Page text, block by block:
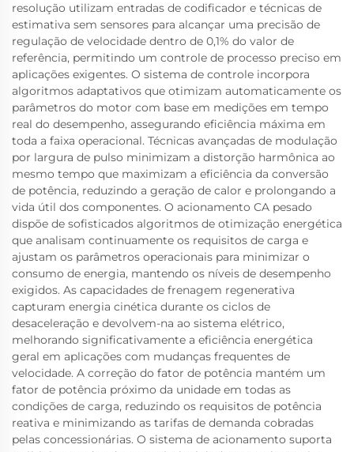
resolução utilizam entradas de codificador e técnicas de
estimativa sem sensores para alcançar uma precisão de
regulação de velocidade dentro de 0,1% do valor de
referência, permitindo um controle de processo preciso em
aplicações exigentes. O sistema de controle incorpora
algoritmos adaptativos que otimizam automaticamente os
parâmetros do motor com base em medições em tempo
real do desempenho, assegurando eficiência máxima em
toda a faixa operacional. Técnicas avançadas de modulação
por largura de pulso minimizam a distorção harmônica ao
mesmo tempo que maximizam a eficiência da conversão
de potência, reduzindo a geração de calor e prolongando a
vida útil dos componentes. O acionamento CA pesado
dispõe de sofisticados algoritmos de otimização energética
que analisam continuamente os requisitos de carga e
ajustam os parâmetros operacionais para minimizar o
consumo de energia, mantendo os níveis de desempenho
exigidos. As capacidades de frenagem regenerativa
capturam energia cinética durante os ciclos de
desaceleração e devolvem-na ao sistema elétrico,
melhorando significativamente a eficiência energética
geral em aplicações com mudanças frequentes de
velocidade. A correção do fator de potência mantém um
fator de potência próximo da unidade em todas as
condições de carga, reduzindo os requisitos de potência
reativa e minimizando as tarifas de demanda cobradas
pelas concessionárias. O sistema de acionamento suporta